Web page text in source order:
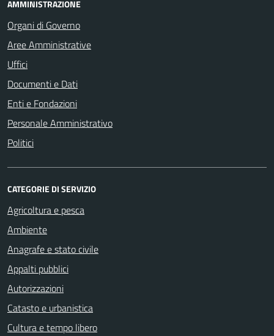
AMMINISTRAZIONE
Organi di Governo
Aree Amministrative
Uffici
Documenti e Dati
Enti e Fondazioni
Personale Amministrativo
Politici
CATEGORIE DI SERVIZIO
Agricoltura e pesca
Ambiente
Anagrafe e stato civile
Appalti pubblici
Autorizzazioni
Catasto e urbanistica
Cultura e tempo libero